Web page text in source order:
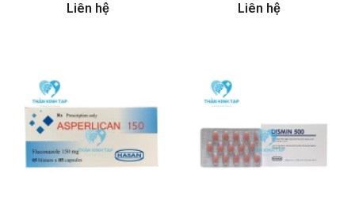
Liên hệ Liên hệ